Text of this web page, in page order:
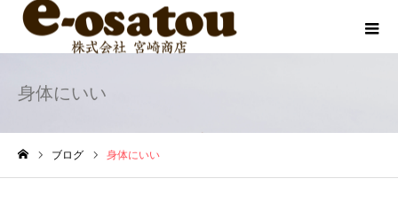
身体にいい
ブログ 身体にいい